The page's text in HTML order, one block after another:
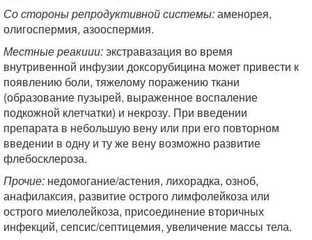
Со стороны репродуктивной системы:аменорея,
олигоспермия, азооспермия.
Местные реакиии:экстравазация во время
внутривенной инфузии доксорубицина может привести к
появлению боли, тяжелому поражению ткани
(образование пузырей, выраженное воспаление
подкожной клетчатки) и некрозу. При введении
препарата в небольшую вену или при его повторном
введении в одну и ту же вену возможно развитие
флебосклероза.
Прочие: недомогание/астения, лихорадка, озноб,
анафилаксия, развитие острого лимфолейкоза или
острого миелолейкоза, присоединение вторичных
инфекций, сепсис/септицемия, увеличение массы тела.